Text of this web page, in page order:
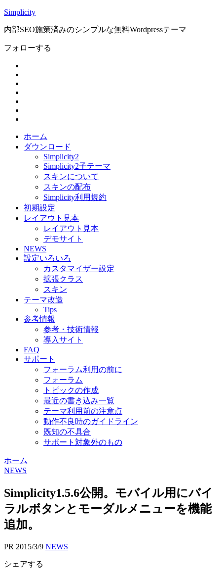
Simplicity
内部SEO施策済みのシンプルな無料Wordpressテーマ
フォローする
ホーム
ダウンロード
Simplicity2
Simplicity2子テーマ
スキンについて
スキンの配布
Simplicity利用規約
初期設定
レイアウト見本
レイアウト見本
デモサイト
NEWS
設定いろいろ
カスタマイザー設定
拡張クラス
スキン
テーマ改造
Tips
参考情報
参考・技術情報
導入サイト
FAQ
サポート
フォーラム利用の前に
フォーラム
トピックの作成
最近の書き込み一覧
テーマ利用前の注意点
動作不良時のガイドライン
既知の不具合
サポート対象外のもの
ホーム
NEWS
Simplicity1.5.6公開。モバイル用にバイ
ラルボタンとモーダルメニューを機能
追加。
PR 2015/3/9 NEWS
シェアする